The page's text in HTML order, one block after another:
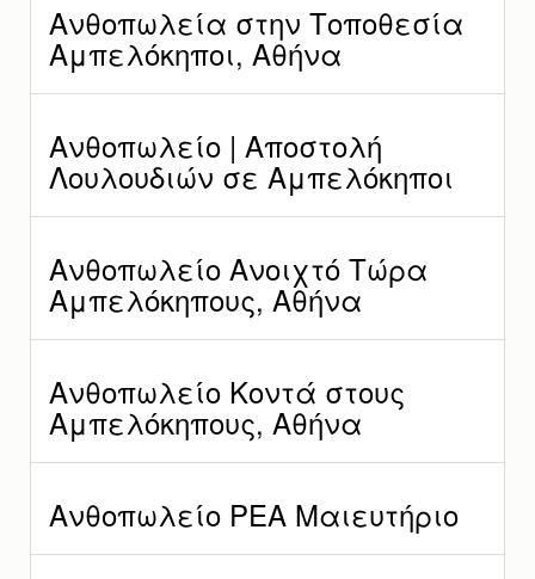
Ανθοπωλεία στην Τοποθεσία
Αμπελόκηποι, Αθήνα
Ανθοπωλείο | Αποστολή
Λουλουδιών σε Αμπελόκηποι
Ανθοπωλείο Ανοιχτό Τώρα
Αμπελόκηπους, Αθήνα
Ανθοπωλείο Κοντά στους
Αμπελόκηπους, Αθήνα
Ανθοπωλείο ΡΕΑ Μαιευτήριο